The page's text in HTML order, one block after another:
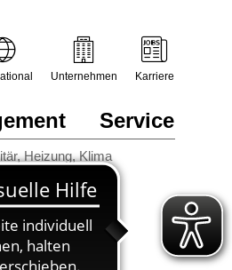
Heizung, Klima
Service
Unternehmen Karriere